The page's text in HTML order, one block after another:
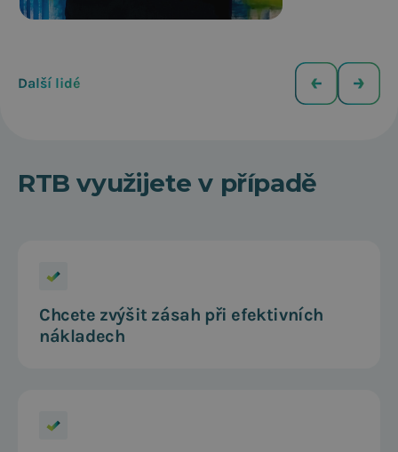
Další lidé
RTB využijete v případě
Chcete zvýšit zásah při efektivních
nákladech